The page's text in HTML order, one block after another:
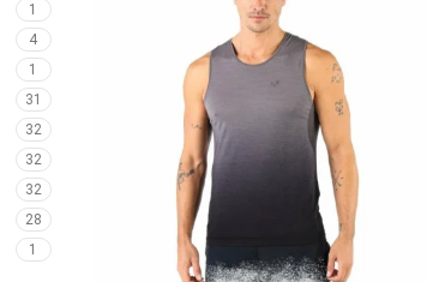
1
4
1
31
32
32
32
28
1